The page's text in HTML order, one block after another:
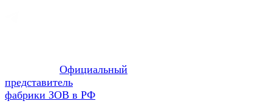
Официальный
представитель
фабрики ЗОВ в РФ